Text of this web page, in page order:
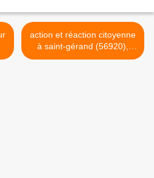
action et réaction citoyenne
à saint-gérand (56920),
trouver la source ? >